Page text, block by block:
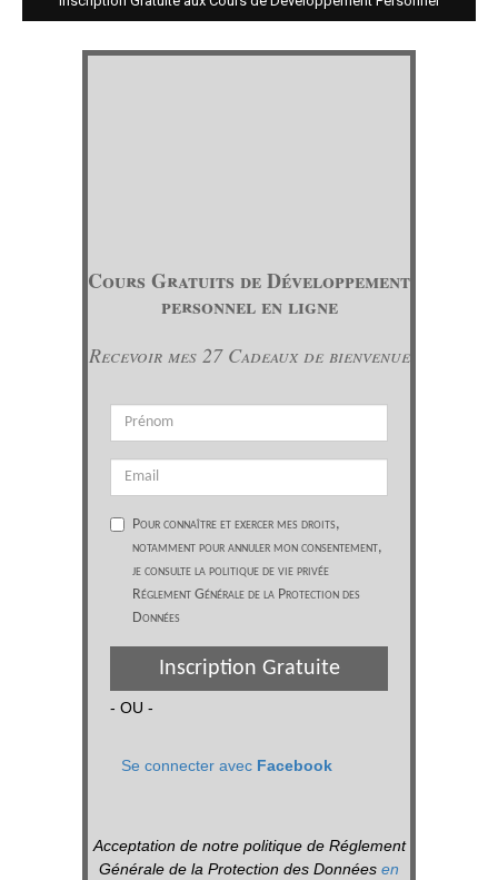
Cours Gratuits de Développement
personnel en ligne
Recevoir mes 27 Cadeaux de bienvenue
Pour connaître et exercer mes droits,
notamment pour annuler mon consentement,
je consulte la politique de vie privée
Réglement Générale de la Protection des
Données
Inscription Gratuite
- OU -
Se connecter avec Facebook
Acceptation de notre politique de Réglement
Générale de la Protection des Données en